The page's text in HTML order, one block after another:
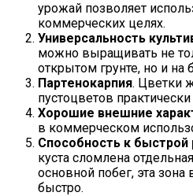
урожай позволяет
коммерческих целях.
Универсальность
можно выращивать не
открытом грунте, но и на
Партенокарпия. Цветки
пустоцветов практически
Хорошие внешние
в коммерческом
Способность к быстрой
куста сломлена
основной побег, эта зона
быстро.